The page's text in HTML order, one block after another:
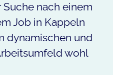
nach einem
Job in Kappeln
dynamischen und
wohl